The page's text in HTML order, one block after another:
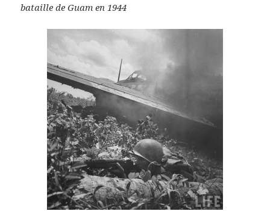
bataille de Guam en 1944